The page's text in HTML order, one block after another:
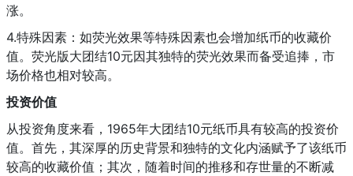
涨。
4.特殊因素：如荧光效果等特殊因素也会增加纸币的收藏价
值。荧光版大团结10元因其独特的荧光效果而备受追捧，市
场价格也相对较高。
投资价值
从投资角度来看，1965年大团结10元纸币具有较高的投资价
值。首先，其深厚的历史背景和独特的文化内涵赋予了该纸币
较高的收藏价值；其次，随着时间的推移和存世量的不断减